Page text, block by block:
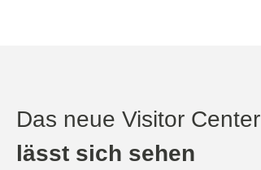
Das neue Visitor Center
lässt sich sehen